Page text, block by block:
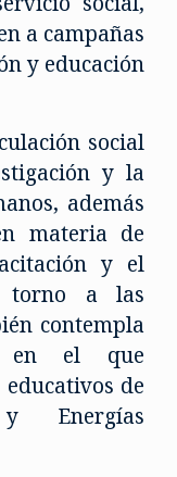
a campañas
y educación
social
y la
además
materia de
y el
torno a las
contempla
en el que
de
Energías